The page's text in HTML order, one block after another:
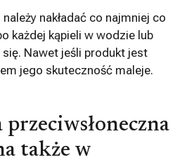
nakładać co najmniej co
każdej kąpieli w wodzie lub
Nawet jeśli produkt jest
jego skuteczność maleje.
także w